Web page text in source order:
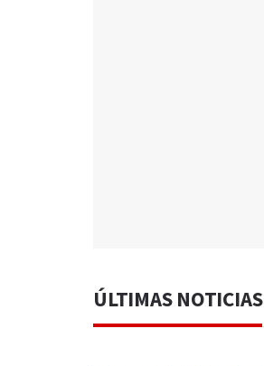
ÚLTIMAS NOTICIAS